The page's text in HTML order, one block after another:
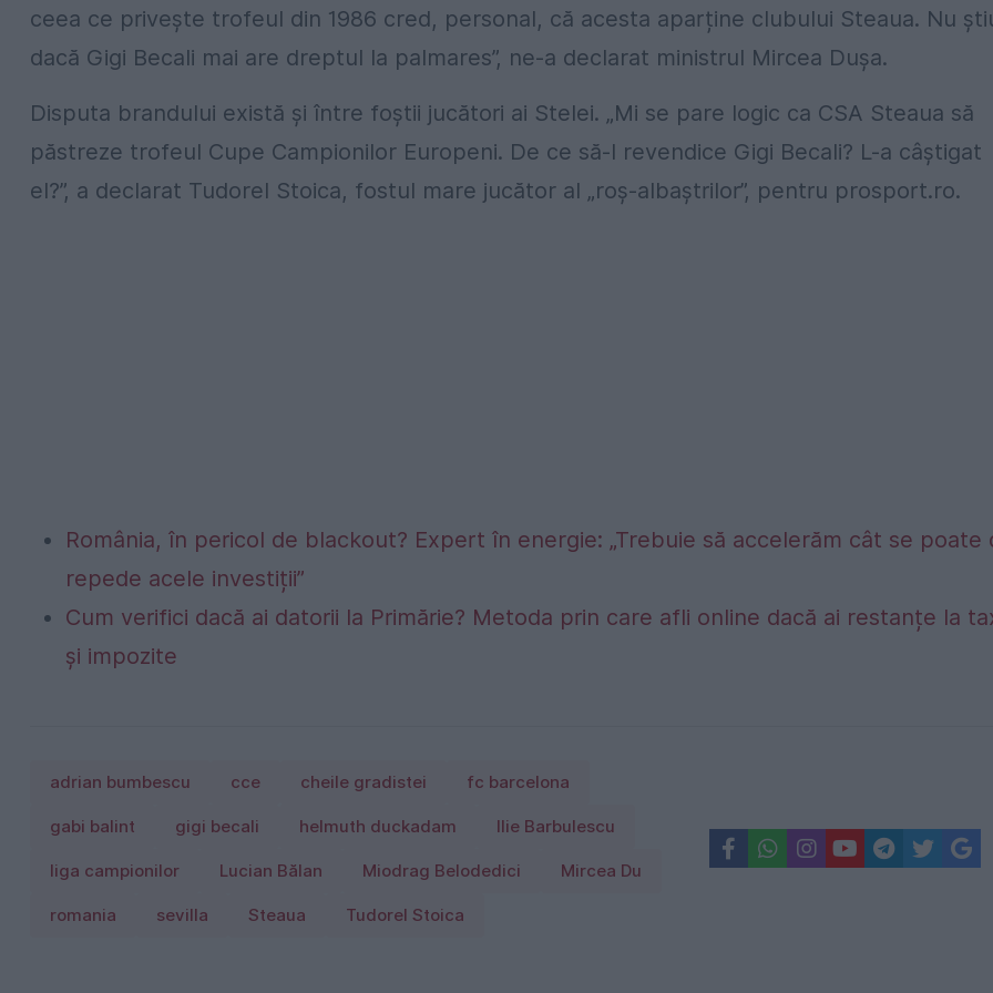
ceea ce privește trofeul din 1986 cred, personal, că acesta aparține clubului Steaua. Nu
dacă Gigi Becali mai are dreptul la palmares”, ne-a declarat ministrul Mircea Dușa.
Disputa brandului există și între foștii jucători ai Stelei. „Mi se pare logic ca CSA Steaua să
păstreze trofeul Cupe Campionilor Europeni. De ce să-l revendice Gigi Becali? L-a câștigat
el?”, a declarat Tudorel Stoica, fostul mare jucător al „roș-albaștrilor”, pentru prosport.ro.
România, în pericol de blackout? Expert în energie: „Trebuie să accelerăm cât se poate
repede acele investiții”
Cum verifici dacă ai datorii la Primărie? Metoda prin care afli online dacă ai restanțe la
și impozite
adrian bumbescu cce cheile gradistei fc barcelona
gabi balint gigi becali helmuth duckadam Ilie Barbulescu
liga campionilor Lucian Bălan Miodrag Belodedici Mircea Du
romania sevilla Steaua Tudorel Stoica